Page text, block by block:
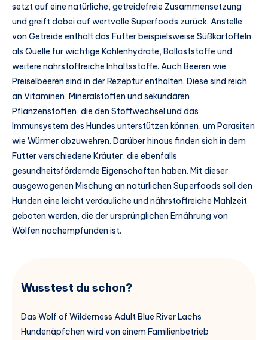
setzt auf eine natürliche, getreidefreie Zusammensetzung
und greift dabei auf wertvolle Superfoods zurück. Anstelle
von Getreide enthält das Futter beispielsweise Süßkartoffeln
als Quelle für wichtige Kohlenhydrate, Ballaststoffe und
weitere nährstoffreiche Inhaltsstoffe. Auch Beeren wie
Preiselbeeren sind in der Rezeptur enthalten. Diese sind reich
an Vitaminen, Mineralstoffen und sekundären
Pflanzenstoffen, die den Stoffwechsel und das
Immunsystem des Hundes unterstützen können, um Parasiten
wie Würmer abzuwehren. Darüber hinaus finden sich in dem
Futter verschiedene Kräuter, die ebenfalls
gesundheitsfördernde Eigenschaften haben. Mit dieser
ausgewogenen Mischung an natürlichen Superfoods soll den
Hunden eine leicht verdauliche und nährstoffreiche Mahlzeit
geboten werden, die der ursprünglichen Ernährung von
Wölfen nachempfunden ist.
Wusstest du schon?
Das Wolf of Wilderness Adult Blue River Lachs
Hundenäpfchen wird von einem Familienbetrieb